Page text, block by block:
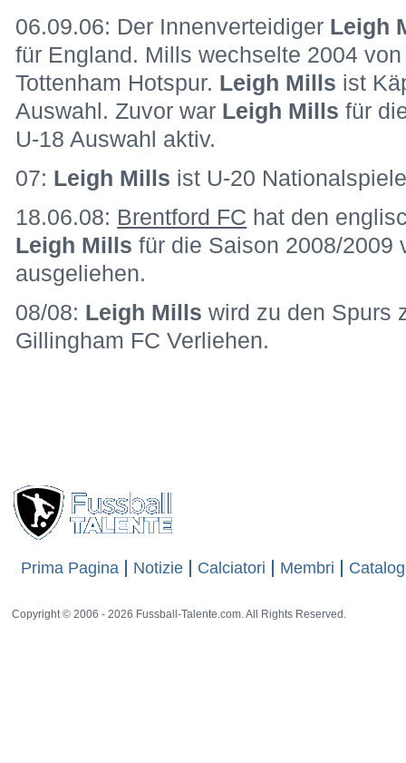
06.09.06: Der Innenverteidiger Leigh
für England. Mills wechselte 2004
Tottenham Hotspur. Leigh Mills ist
Auswahl. Zuvor war Leigh Millsfür
U-18 Auswahl aktiv.
07: Leigh Mills ist U-20
18.06.08: Brentford FC hat den
Leigh Mills für die Saison 2008/2009
ausgeliehen.
08/08: Leigh Millswird zu den Spurs
Gillingham FC Verliehen.
Prima Pagina Notizie Calciatori Membri
Copyright © 2006 - 2026 Fussball-Talente.com. All Rights Reserved.